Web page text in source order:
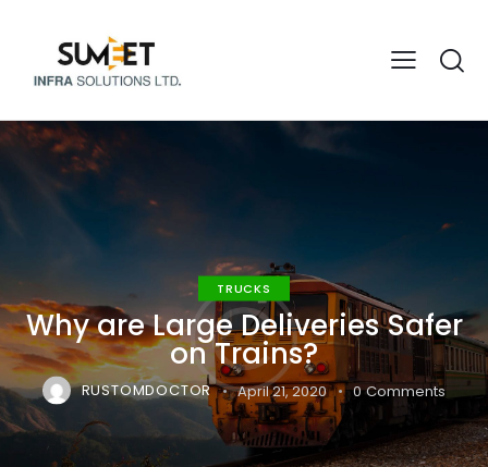
TRUCKS
Why are Large Deliveries Safer
on Trains?
RUSTOMDOCTOR April 21, 2020 0 Comments